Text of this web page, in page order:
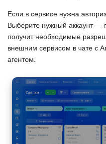
Виджет сотрудника
Телефония
Филиальная сеть
Приложение
Общие вопросы
Битрикс24 в
Если в сервисе нужна
Выберите нужный аккаунт —
получит необходимые
внешним сервисом в чате с
агентом.